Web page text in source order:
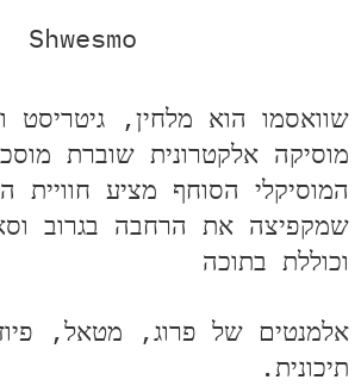
Shwesmo
הוא מלחין, גיטריסט
אלקטרונית שוברת
הסוחף מציע חוויית
את הרחבה בגרוב
בתוכה
של פרוג, מטאל, פיוז׳ן